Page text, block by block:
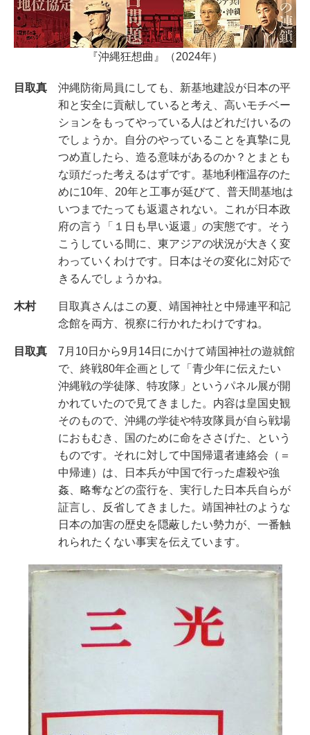
『沖縄狂想曲』（2024年）
目取真
沖縄防衛局員にしても、新基地建設が日本の平
和と安全に貢献していると考え、高いモチベー
ションをもってやっている人はどれだけいるの
でしょうか。自分のやっていることを真摯に見
つめ直したら、造る意味があるのか？とまとも
な頭だった考えるはずです。基地利権温存のた
めに10年、20年と工事が延びて、普天間基地は
いつまでたっても返還されない。これが日本政
府の言う「１日も早い返還」の実態です。そう
こうしている間に、東アジアの状況が大きく変
わっていくわけです。日本はその変化に対応で
きるんでしょうかね。
木村
目取真さんはこの夏、靖国神社と中帰連平和記
念館を両方、視察に行かれたわけですね。
目取真
7月10日から9月14日にかけて靖国神社の遊就館
で、終戦80年企画として「青少年に伝えたい
沖縄戦の学徒隊、特攻隊」というパネル展が開
かれていたので見てきました。内容は皇国史観
そのもので、沖縄の学徒や特攻隊員が自ら戦場
におもむき、国のために命をささげた、という
ものです。それに対して中国帰還者連絡会（＝
中帰連）は、日本兵が中国で行った虐殺や強
姦、略奪などの蛮行を、実行した日本兵自らが
証言し、反省してきました。靖国神社のような
日本の加害の歴史を隠蔽したい勢力が、一番触
れられたくない事実を伝えています。